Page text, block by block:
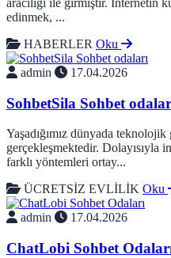
edinmek, ...
HABERLER Oku
admin 17.04.2026
SohbetSila Sohbet
Yaşadığımız dünyada
gerçekleşmektedir. Dolayısıyla
farklı yöntemleri ortay...
ÜCRETSİZ EVLİLİK Oku
admin 17.04.2026
ChatLobi Sohbet